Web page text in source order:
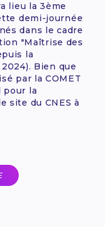
lieu la 3ème
demi-journée
dans le cadre
"Maîtrise des
la
Bien que
par la COMET
pour la
site du CNES à